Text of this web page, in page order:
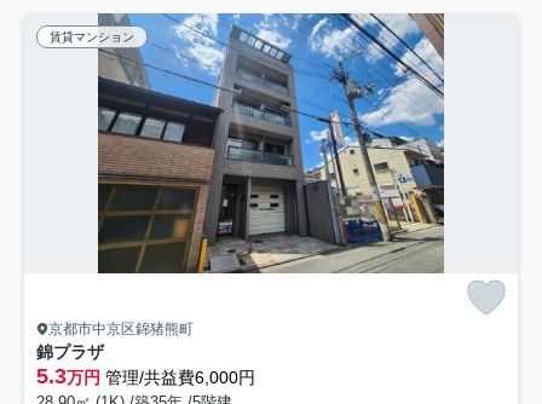
賃貸マンション
京都市中京区錦猪熊町
錦プラザ
5.3万円 管理/共益費6,000円